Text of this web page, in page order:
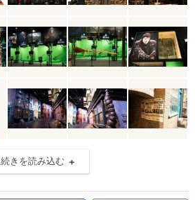
続きを読み込む